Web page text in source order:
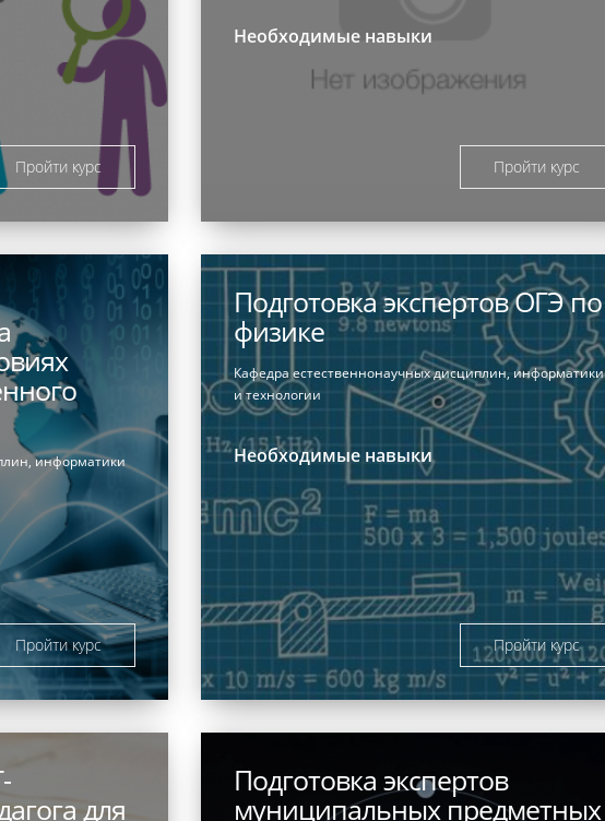
Пройти курс
Необходимые навыки
Пройти курс
информатики
Пройти курс
Подготовка экспертов ОГЭ по
физике
Кафедра естественнонаучных дисциплин, информатики
и технологии
Необходимые навыки
Пройти курс
для
Подготовка экспертов
муниципальных предметных